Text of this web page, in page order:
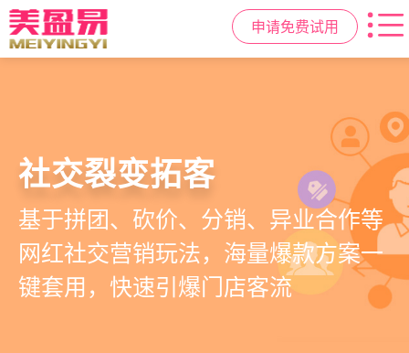
申请免费试用
美容美发管理系统
店务+拓客+020一体化，一站式解决
美发门店经营管理需求
高效管理店务
提供从会员、预约、收银、报表等业
务全流程一体化SAAS服务，显著提升
管理效率，降低经营成本
社交裂变拓客
基于拼团、砍价、分销、异业合作等
网红社交营销玩法，海量爆款方案一
键套用，快速引爆门店客流
小程序商城
小程序链接商家、手艺人、客户，打
通线上线下，让口碑传播有抓手，赋
能社交裂变，盘活私域流量